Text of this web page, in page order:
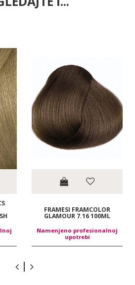
FRAMESI FRAMCOLOR
GLAMOUR 7.16 100ML
Namenjeno profesionalnoj
upotrebi